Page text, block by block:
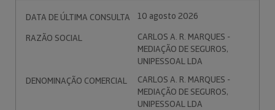
DATA DE ÚLTIMA CONSULTA
10 agosto 2026
RAZÃO SOCIAL
CARLOS A. R. MARQUES -
MEDIAÇÃO DE SEGUROS,
UNIPESSOAL LDA
DENOMINAÇÃO COMERCIAL
CARLOS A. R. MARQUES -
MEDIAÇÃO DE SEGUROS,
UNIPESSOAL LDA